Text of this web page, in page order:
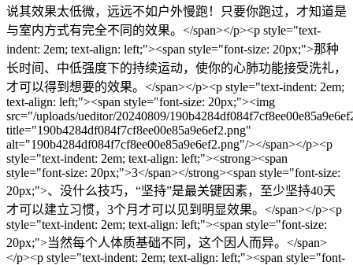
说其效果太低微，远远不如户外慢跑！只要你跑过，才知道是
与室内方式有完全不同的效果。</span></p><p style="text-
indent: 2em; text-align: left;"><span style="font-size: 20px;">那种
长时间、中低强度下的持续运动，使你的心肺功能接受洗礼，
才可以得到想要的效果。</span></p><p style="text-indent: 2em;
text-align: left;"><span style="font-size: 20px;"><img
src="/uploads/ueditor/20240809/
title="190b4284df084f7cf8ee00e85a9e6ef2.png"
alt="190b4284df084f7cf8ee00e85a9e6ef2.png"/></span></p><p
style="text-indent: 2em; text-align: left;"><strong><span
style="font-size: 20px;">3</span></strong><span style="font-size:
20px;">、没什么技巧，“坚持”是最关键因素，至少坚持40天
才可以建立习惯，3个月才可以见到明显效果。</span></p><p
style="text-indent: 2em; text-align: left;"><span style="font-size:
20px;">当然每个人体质基础不同，这个因人而异。</span>
</p><p style="text-indent: 2em; text-align: left;"><span style="font-